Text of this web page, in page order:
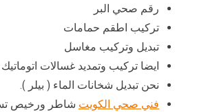
رقم صحي البر
تركيب اطقم حمامات
تبديل وتركيب مغاسل
ايضا تركيب وتمديد غسالات اتوماتيك
نحن تبديل شخانات الماء ( بيلر ).
فني صحي الكويت شاطر ورخيص